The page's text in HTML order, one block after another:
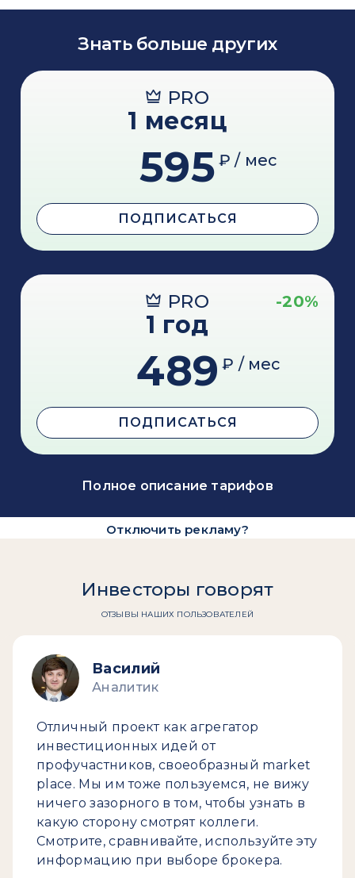
Знать больше других
PRO
1 месяц
595 ₽ / мес
ПОДПИСАТЬСЯ
PRO -20%
1 год
489 ₽ / мес
ПОДПИСАТЬСЯ
Полное описание тарифов
Отключить рекламу?
Инвесторы говорят
ОТЗЫВЫ НАШИХ ПОЛЬЗОВАТЕЛЕЙ
Василий
Аналитик
Отличный проект как агрегатор
инвестиционных идей от
профучастников, своеобразный market
place. Мы им тоже пользуемся, не вижу
ничего зазорного в том, чтобы узнать в
какую сторону смотрят коллеги.
Смотрите, сравнивайте, используйте эту
информацию при выборе брокера.